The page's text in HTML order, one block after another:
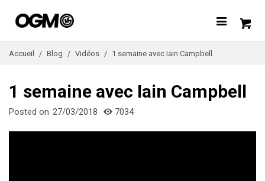
Accueil / Blog / Vidéos / 1 semaine avec Iain Campbell
1 semaine avec Iain Campbell
Posted on 27/03/2018 7034